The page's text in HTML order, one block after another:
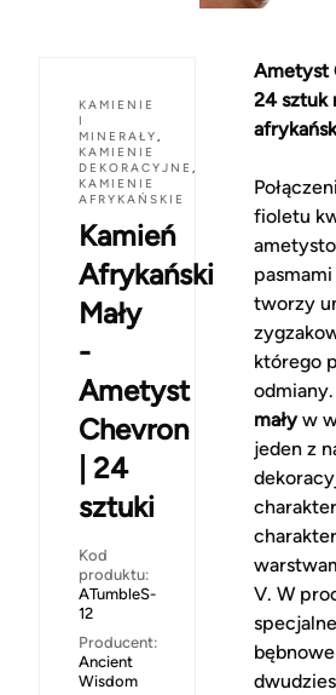
KAMIENIE
I
MINERAŁY,
KAMIENIE
DEKORACYJNE ,
KAMIENIE
AFRYKAŃSKIE
Kamień
Afrykański
Mały
-
Ametyst
Chevron
| 24
sztuki
Kod
produktu:
ATumbleS-
12
Producent:
Ancient
Wisdom
Ametyst
24 sztuk
fioletu
tworzy
którego
odmiany.
maływ
jeden z
V. W